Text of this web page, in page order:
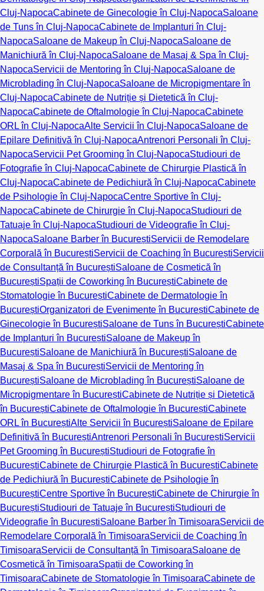
Cluj-NapocaCabinete de Ginecologie în Cluj-NapocaSaloane
de Tuns în Cluj-NapocaCabinete de Implanturi în Cluj-
NapocaSaloane de Makeup în Cluj-NapocaSaloane de
Manichiură în Cluj-NapocaSaloane de Masaj & Spa în Cluj-
NapocaServicii de Mentoring în Cluj-NapocaSaloane de
Microblading în Cluj-NapocaSaloane de Micropigmentare în
Cluj-NapocaCabinete de Nutriție și Dietetică în Cluj-
NapocaCabinete de Oftalmologie în Cluj-NapocaCabinete
ORL în Cluj-NapocaAlte Servicii în Cluj-NapocaSaloane de
Epilare Definitivă în Cluj-NapocaAntrenori Personali în Cluj-
NapocaServicii Pet Grooming în Cluj-NapocaStudiouri de
Fotografie în Cluj-NapocaCabinete de Chirurgie Plastică în
Cluj-NapocaCabinete de Pedichiură în Cluj-NapocaCabinete
de Psihologie în Cluj-NapocaCentre Sportive în Cluj-
NapocaCabinete de Chirurgie în Cluj-NapocaStudiouri de
Tatuaje în Cluj-NapocaStudiouri de Videografie în Cluj-
NapocaSaloane Barber în BucureștiServicii de Remodelare
Corporală în BucureștiServicii de Coaching în BucureștiServicii
de Consultanță în BucureștiSaloane de Cosmetică în
BucureștiSpații de Coworking în BucureștiCabinete de
Stomatologie în BucureștiCabinete de Dermatologie în
BucureștiOrganizatori de Evenimente în BucureștiCabinete de
Ginecologie în BucureștiSaloane de Tuns în BucureștiCabinete
de Implanturi în BucureștiSaloane de Makeup în
BucureștiSaloane de Manichiură în BucureștiSaloane de
Masaj & Spa în BucureștiServicii de Mentoring în
BucureștiSaloane de Microblading în BucureștiSaloane de
Micropigmentare în BucureștiCabinete de Nutriție și Dietetică
în BucureștiCabinete de Oftalmologie în BucureștiCabinete
ORL în BucureștiAlte Servicii în BucureștiSaloane de Epilare
Definitivă în BucureștiAntrenori Personali în BucureștiServicii
Pet Grooming în BucureștiStudiouri de Fotografie în
BucureștiCabinete de Chirurgie Plastică în BucureștiCabinete
de Pedichiură în BucureștiCabinete de Psihologie în
BucureștiCentre Sportive în BucureștiCabinete de Chirurgie în
BucureștiStudiouri de Tatuaje în BucureștiStudiouri de
Videografie în BucureștiSaloane Barber în TimișoaraServicii de
Remodelare Corporală în TimișoaraServicii de Coaching în
TimișoaraServicii de Consultanță în TimișoaraSaloane de
Cosmetică în TimișoaraSpații de Coworking în
TimișoaraCabinete de Stomatologie în TimișoaraCabinete de